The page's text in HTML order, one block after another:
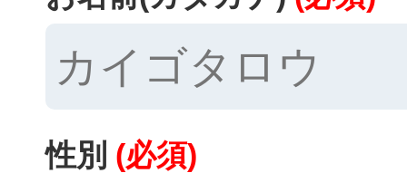
性別 (必須)